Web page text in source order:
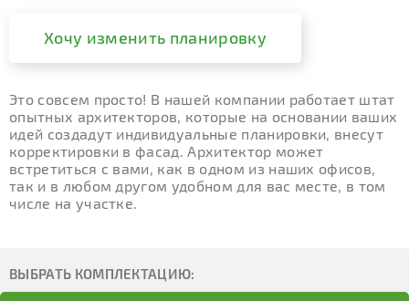
Хочу изменить планировку
Это совсем просто! В нашей компании работает штат
опытных архитекторов, которые на основании ваших
идей создадут индивидуальные планировки, внесут
корректировки в фасад. Архитектор может
встретиться с вами, как в одном из наших офисов,
так и в любом другом удобном для вас месте, в том
числе на участке.
ВЫБРАТЬ КОМПЛЕКТАЦИЮ: